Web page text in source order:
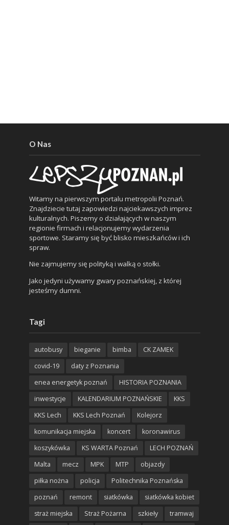
O Nas
Witamy na pierwszym portalu metropolii Poznań.
Znajdziecie tutaj zapowiedzi najciekawszych imprez
kulturalnych. Piszemy o działających w naszym
regionie firmach i relacjonujemy wydarzenia
sportowe. Staramy się być blisko mieszkańców i ich
spraw.
Nie zajmujemy się polityką i walką o stołki.
Jako jedyni używamy gwary poznańskiej, z której
jesteśmy dumni.
Tagi
autobusy bieganie bimba
CK ZAMEK
covid-19
daty z Poznania
enea energetyk poznań
HISTORIA POZNANIA
inwestycje
KALENDARIUM POZNAŃSKIE
KKS
KKS Lech
KKS Lech Poznań
Kolejorz
komunikacja miejska
koncert
koronawirus
koszykówka
KS WARTA Poznań
LECH POZNAŃ
Malta
mecz MPK MTP
objazdy
piłka nożna
policja
Politechnika Poznańska
poznań
remont siatkówka
siatkówka kobiet
straż miejska
Straż Pożarna szkieły tramwaj